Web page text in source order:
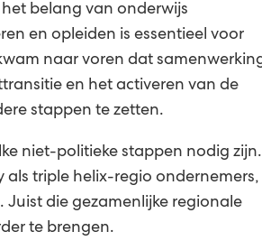
belang van onderwijs
en opleiden is essentieel voor
naar voren dat
en het activeren van de
stappen te zetten.
niet-politieke stappen nodig zijn.
als triple helix-regio ondernemers,
die gezamenlijke regionale
te brengen.